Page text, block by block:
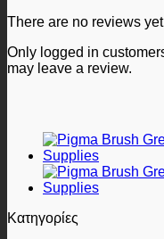
There are no reviews
Only logged in
may leave a review.
Κατηγορίες